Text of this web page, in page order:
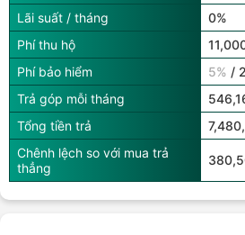
Lãi suất / tháng
0%
Phí thu hộ
Phí bảo hiểm
5% /
Trả góp mỗi tháng
Tổng tiền trả
Chênh lệch so với mua trả
thẳng